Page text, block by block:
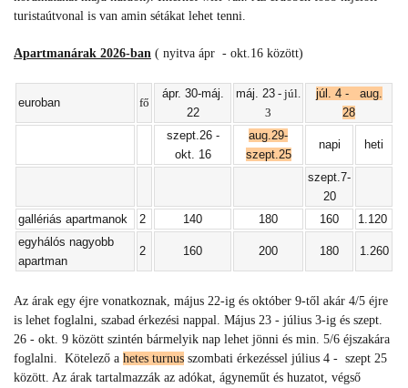
turistaútvonal is van amin sétákat lehet tenni.
Apartmanárak 2026-ban ( nyitva ápr - okt.16 között)
euroban fő
ápr. 30-máj.
22
máj. 23 - júl.
3
júl. 4 - aug.
28
szept.26 -
okt. 16
aug.29-
szept.25
napi heti
szept.7-
20
gallériás apartmanok
2 140 180 160
1.120
egyhálós nagyobb
apartman
2 160 200 180 1.260
Az árak egy éjre vonatkoznak, május 22-ig és október 9-től akár 4/5 éjre
is lehet foglalni, szabad érkezési nappal. Május 23 - július 3-ig és szept.
26 - okt. 9 között szintén bármelyik nap lehet jönni és min. 5/6 éjszakára
foglalni. Kötelező a hetes turnus szombati érkezéssel július 4 - szept 25
között. Az árak tartalmazzák az adókat, ágyneműt és huzatot, végső